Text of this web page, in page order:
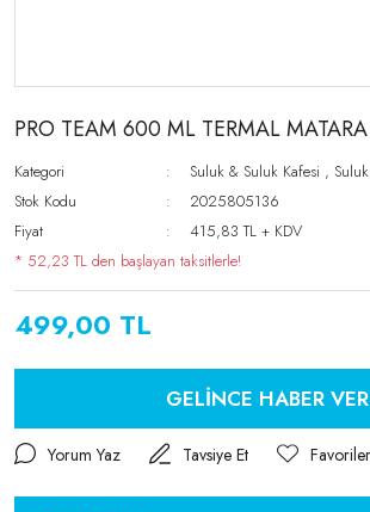
PRO TEAM 600 ML TERMAL MATARA
Kategori Suluk & Suluk Kafesi ,Suluk
Stok Kodu
2025805136
Fiyat
415,83 TL + KDV
* 52,23 TL den başlayan taksitlerle!
499,00 TL
GELİNCE HABER VER
Yorum Yaz Tavsiye Et